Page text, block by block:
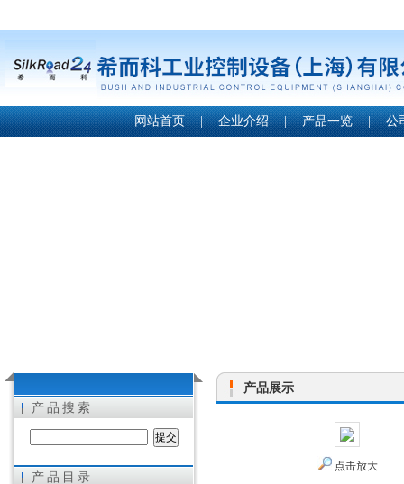
网站首页 | 企业介绍 | 产品一览 | 公
产品搜索
产品目录
产品展示
点击放大